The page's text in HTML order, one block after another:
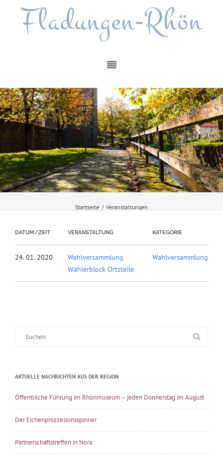
Fladungen-Rhön
Startseite / Veranstaltungen
DATUM/ZEIT VERANSTALTUNG KATEGORIE
24. 01. 2020
Wahlversammlung
Wählerblock Ortsteile
Wahlversammlung
AKTUELLE NACHRICHTEN AUS DER REGION
Öffentlilche Führung im Rhönmuseum – jeden Donnerstag im August
Der Eichenprozzesionsspinner
Partnerschaftstreffen in Nora